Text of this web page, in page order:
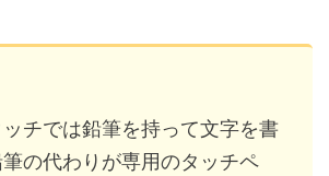
チでは鉛筆を持って文字を書
の代わりが専用のタッチペ